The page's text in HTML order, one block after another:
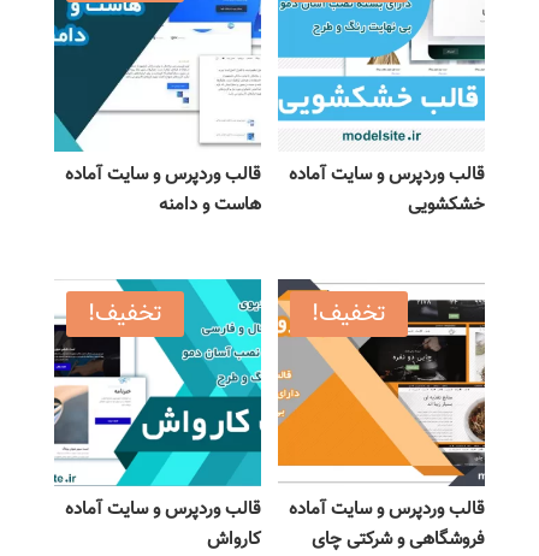
قالب وردپرس و سایت آماده
خشکشویی
قالب وردپرس و سایت آماده
هاست و دامنه
تخفیف!
قالب وردپرس و سایت آماده
فروشگاهی و شرکتی چای
تخفیف!
قالب وردپرس و سایت آماده
کارواش